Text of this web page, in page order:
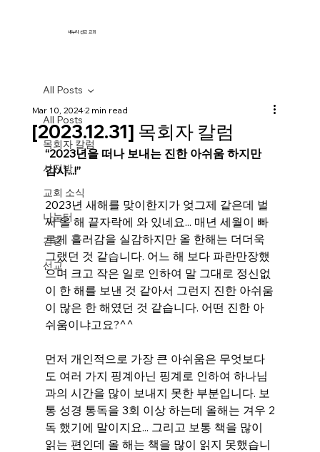
새누리 선교 교회
All Posts
목회자 칼럼
사진방
교회 소식
나눔터
간증
선교
All Posts
[2023.12.31] 목회자 칼럼
Mar 10, 20242 min read
“2023년을 떠나 보내는 진한 아쉬움 하지만
감사...!”
2023년 새해를 맞이한지가 엊그제 같은데 벌
써 올 해 끝자락에 와 있네요... 매년 세월이 빠
르게 흘러감을 실감하지만 올 한해는 더더욱
그랬던 것 같습니다. 어느 해 보다 파란만장했
으며 크고 작은 일로 인하여 말 그대로 정신없
이 한 해를 보낸 것 같아서 그런지 진한 아쉬움
이 많은 한 해였던 것 같습니다. 어떤 진한 아
쉬움이냐고요?^^
먼저 개인적으로 가장 큰 아쉬움은 무엇보다
도 여러 가지 핑계아닌 핑계로 인하여 하나님
과의 시간을 많이 보내지 못한 부분입니다. 보
통 성경 통독을 3회 이상 하는데 올해는 겨우 2
독 했기에 말이지요... 그리고 보통 책을 많이
읽는 편인데 올 해는 책을 많이 읽지 못했습니